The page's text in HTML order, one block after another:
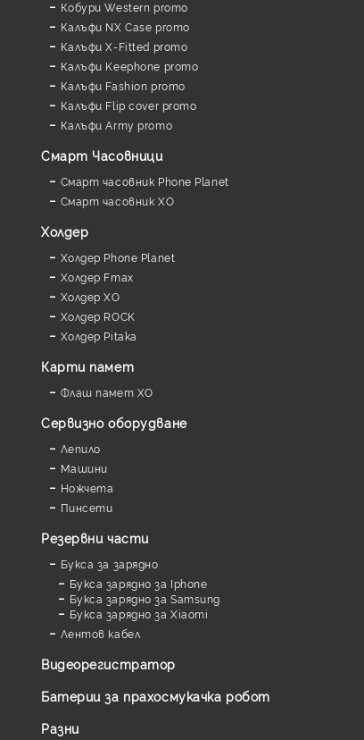
Кобури Western promo
Калъфи NX Case promo
Калъфи X-Fitted promo
Калъфи Keephone promo
Калъфи Fashion promo
Калъфи Flip cover promo
Калъфи Army promo
Смарт Часовници
Смарт часовник Phone Planet
Смарт часовник XO
Холдер
Холдер Phone Planet
Холдер Fmax
Холдер XO
Холдер ROCK
Холдер Pitaka
Карти памет
Флаш памет XO
Сервизно оборудване
Лепило
Машини
Ножчета
Пинсети
Резервни части
Букса за зарядно
Букса зарядно за Iphone
Букса зарядно за Samsung
Букса зарядно за Xiaomi
Лентов кабел
Видеорегистратор
Батерии за прахосмукачка робот
Разни